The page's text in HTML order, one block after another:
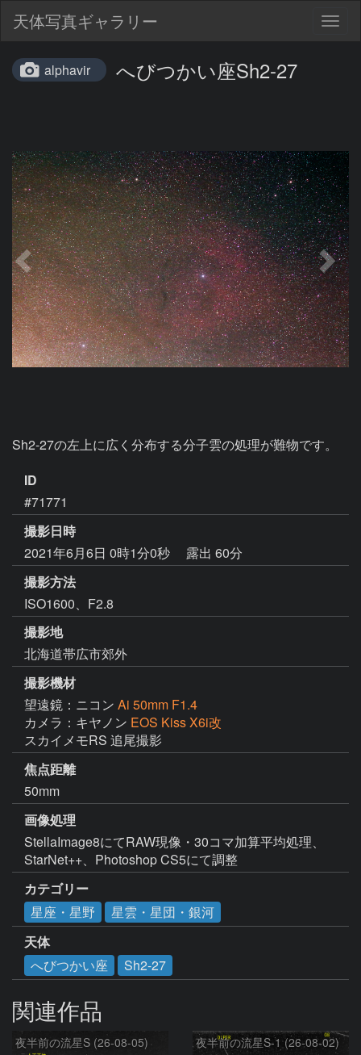
天体写真ギャラリー
alphavir へびつかい座Sh2-27
Sh2-27の左上に広く分布する分子雲の処理が難物です。
ID
#71771
撮影日時
2021年6月6日 0時1分0秒
露出 60分
撮影方法
ISO1600、F2.8
撮影地
北海道帯広市郊外
撮影機材
望遠鏡：ニコン Ai 50mm F1.4
カメラ：キヤノン EOS Kiss X6i改
スカイメモRS 追尾撮影
焦点距離
50mm
画像処理
StellaImage8にてRAW現像・30コマ加算平均処理、
StarNet++、Photoshop CS5にて調整
カテゴリー
星座・星野
星雲・星団・銀河
天体
へびつかい座
Sh2-27
関連作品
夜半前の流星S (26-08-05) 夜半前の流星S-1 (26-08-02)